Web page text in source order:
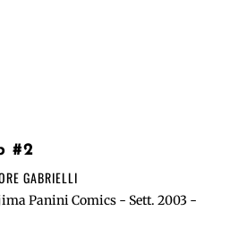
#2
GABRIELLI
Panini Comics - Sett. 2003 -